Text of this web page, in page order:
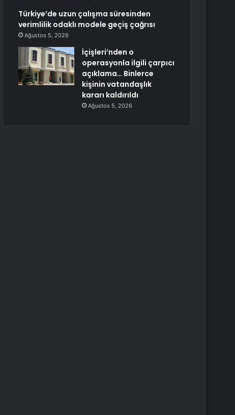
Türkiye’de uzun çalışma süresinden
verimlilik odaklı modele geçiş çağrısı
Ağustos 5, 2026
İçişleri’nden o
operasyonla ilgili çarpıcı
açıklama… Binlerce
kişinin vatandaşlık
kararı kaldırıldı
Ağustos 5, 2026